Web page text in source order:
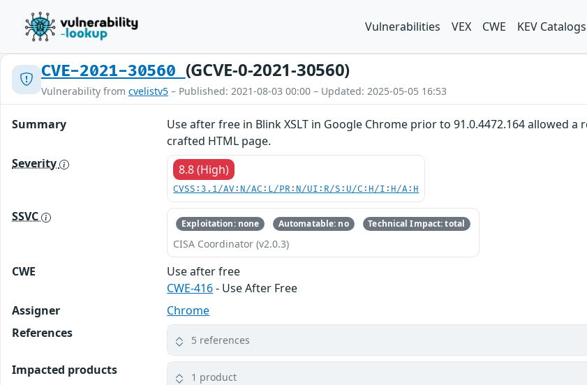
Vulnerabilities VEX CWE KEV Catalogs
CVE-2021-30560 (GCVE-0-2021-30560)
Vulnerability from cvelistv5 – Published: 2021-08-03 00:00 – Updated: 2025-05-05 16:53
Summary
Use after free in Blink XSLT in Google Chrome prior to 91.0.4472.164 allowed
crafted HTML page.
Severity
8.8 (High)
CVSS:3.1/AV:N/AC:L/PR:N/UI:R/S:U/C:H/I:H/A:H
SSVC Exploitation: none Automatable: no Technical Impact: total
CISA Coordinator (v2.0.3)
CWE
Use after free
CWE-416- Use After Free
Assigner
Chrome
References
5 references
Impacted products 1 product